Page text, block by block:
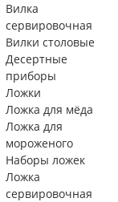
Вилка
сервировочная
Вилки столовые
Десертные
приборы
Ложки
Ложка для мёда
Ложка для
мороженого
Наборы ложек
Ложка
сервировочная